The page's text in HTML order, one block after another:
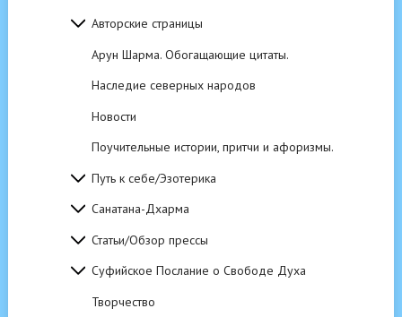
Авторские страницы
Арун Шарма. Обогащающие цитаты.
Наследие северных народов
Новости
Поучительные истории, притчи и афоризмы.
Путь к себе/Эзотерика
Санатана-Дхарма
Статьи/Обзор прессы
Суфийское Послание о Свободе Духа
Творчество